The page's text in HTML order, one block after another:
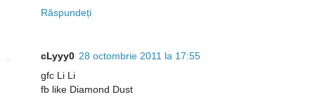
Răspundeți
cLyyy0 28 octombrie 2011 la 17:55
gfc Li Li
fb like Diamond Dust